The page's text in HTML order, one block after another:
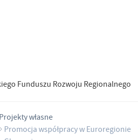
Funduszu Rozwoju Regionalnego
Projekty własne
Promocja współpracy w Euroregionie